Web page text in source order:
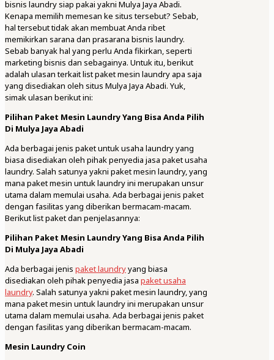
bisnis laundry siap pakai yakni Mulya Jaya Abadi.
Kenapa memilih memesan ke situs tersebut? Sebab,
hal tersebut tidak akan membuat Anda ribet
memikirkan sarana dan prasarana bisnis laundry.
Sebab banyak hal yang perlu Anda fikirkan, seperti
marketing bisnis dan sebagainya. Untuk itu, berikut
adalah ulasan terkait list paket mesin laundry apa saja
yang disediakan oleh situs Mulya Jaya Abadi. Yuk,
simak ulasan berikut ini:
Pilihan Paket Mesin Laundry Yang Bisa Anda Pilih
Di Mulya Jaya Abadi
Ada berbagai jenis paket untuk usaha laundry yang
biasa disediakan oleh pihak penyedia jasa paket usaha
laundry. Salah satunya yakni paket mesin laundry, yang
mana paket mesin untuk laundry ini merupakan unsur
utama dalam memulai usaha. Ada berbagai jenis paket
dengan fasilitas yang diberikan bermacam-macam.
Berikut list paket dan penjelasannya:
Pilihan Paket Mesin Laundry Yang Bisa Anda Pilih
Di Mulya Jaya Abadi
Ada berbagai jenis paket laundryyang biasa
disediakan oleh pihak penyedia jasa paket usaha
laundry. Salah satunya yakni paket mesin laundry, yang
mana paket mesin untuk laundry ini merupakan unsur
utama dalam memulai usaha. Ada berbagai jenis paket
dengan fasilitas yang diberikan bermacam-macam.
Mesin Laundry Coin